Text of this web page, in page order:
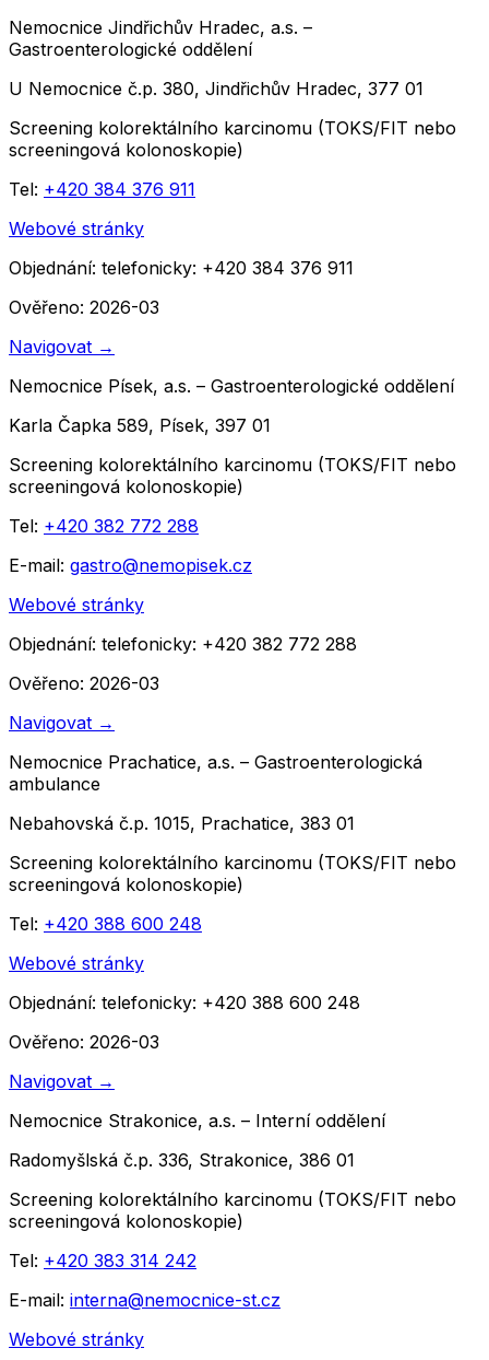
Nemocnice Jindřichův Hradec, a.s. –
Gastroenterologické oddělení
U Nemocnice č.p. 380, Jindřichův Hradec, 377 01
Screening kolorektálního karcinomu (TOKS/FIT nebo
screeningová kolonoskopie)
Tel: +420 384 376 911
Webové stránky
Objednání: telefonicky: +420 384 376 911
Ověřeno: 2026-03
Navigovat →
Nemocnice Písek, a.s. – Gastroenterologické oddělení
Karla Čapka 589, Písek, 397 01
Screening kolorektálního karcinomu (TOKS/FIT nebo
screeningová kolonoskopie)
Tel: +420 382 772 288
E-mail: gastro@nemopisek.cz
Webové stránky
Objednání: telefonicky: +420 382 772 288
Ověřeno: 2026-03
Navigovat →
Nemocnice Prachatice, a.s. – Gastroenterologická
ambulance
Nebahovská č.p. 1015, Prachatice, 383 01
Screening kolorektálního karcinomu (TOKS/FIT nebo
screeningová kolonoskopie)
Tel: +420 388 600 248
Webové stránky
Objednání: telefonicky: +420 388 600 248
Ověřeno: 2026-03
Navigovat →
Nemocnice Strakonice, a.s. – Interní oddělení
Radomyšlská č.p. 336, Strakonice, 386 01
Screening kolorektálního karcinomu (TOKS/FIT nebo
screeningová kolonoskopie)
Tel: +420 383 314 242
E-mail: interna@nemocnice-st.cz
Webové stránky